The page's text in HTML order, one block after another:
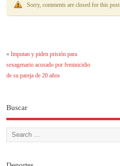
Sorry, comments are closed for this post
«Imputan y piden prisión para
sexagenario acusado por feminicidio
de su pareja de 20 años
Buscar